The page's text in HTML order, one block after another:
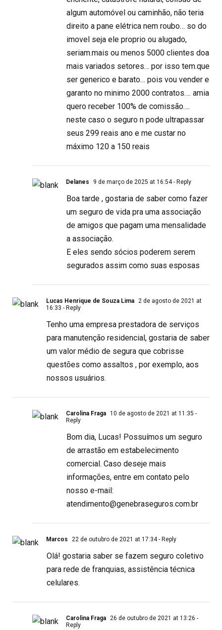
algum automóvel ou caminhão, não teria
direito a pane elétrica nem roubo… so do
imovel seja ele proprio ou alugado,
seriam.mais ou menos 5000 clientes doa
mais variados setores… por isso tem.que
ser generico e barato… pois vou vender e
garanto no minimo 2000 contratos…. amia
quero receber 100% de comissão….
neste caso o seguro n pode ultrapassar
seus 299 reais ano e me custar no
máximo 120 a 150 reais
Delanes 9 de março de 2025 at 16:54- Reply
Boa tarde , gostaria de saber como fazer
um seguro de vida pra uma associação
de amigos que pagam uma mensalidade
a associação.
E eles sendo sócios poderem serem
segurados assim como suas esposas
Lucas Henrique de Souza Lima 2 de agosto de 2021 at
16:33 - Reply
Tenho uma empresa prestadora de serviços
para manutenção residencial, gostaria de saber
um valor médio de segura que cobrisse
questões como assaltos , por exemplo, aos
nossos usuários.
Carolina Fraga 10 de agosto de 2021 at 11:35 -
Reply
Bom dia, Lucas! Possuímos um seguro
de arrastão em estabelecimento
comercial. Caso deseje mais
informações, entre em contato pelo
nosso e-mail:
atendimento@genebraseguros.com.br
Marcos 22 de outubro de 2021 at 17:34- Reply
Olá! gostaria saber se fazem seguro coletivo
para rede de franquias, assistência técnica
celulares.
Carolina Fraga 26 de outubro de 2021 at 13:26 -
Reply